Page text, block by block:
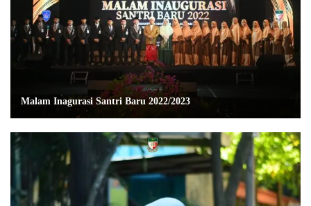
Malam Inagurasi Santri Baru 2022/2023